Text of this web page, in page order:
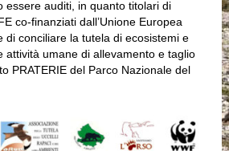
essere auditi, in quanto titolari di
co-finanziati dall’Unione Europea
di conciliare la tutela di ecosistemi e
attività umane di allevamento e taglio
PRATERIE del Parco Nazionale del